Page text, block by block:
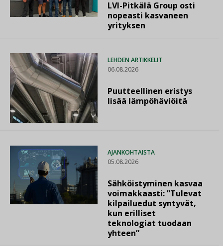
LVI-Pitkälä Group osti
nopeasti kasvaneen
yrityksen
LEHDEN ARTIKKELIT
06.08.2026
Puutteellinen eristys
lisää lämpöhäviöitä
AJANKOHTAISTA
05.08.2026
Sähköistyminen kasvaa
voimakkaasti: ”Tulevat
kilpailuedut syntyvät,
kun erilliset
teknologiat tuodaan
yhteen”